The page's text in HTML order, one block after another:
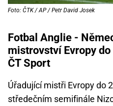
Foto: ČTK / AP / Petr David Josek
Fotbal Anglie -
mistrovství Evropy
ČT Sport
Úřadující mistři Evropy do
středečním semifinále